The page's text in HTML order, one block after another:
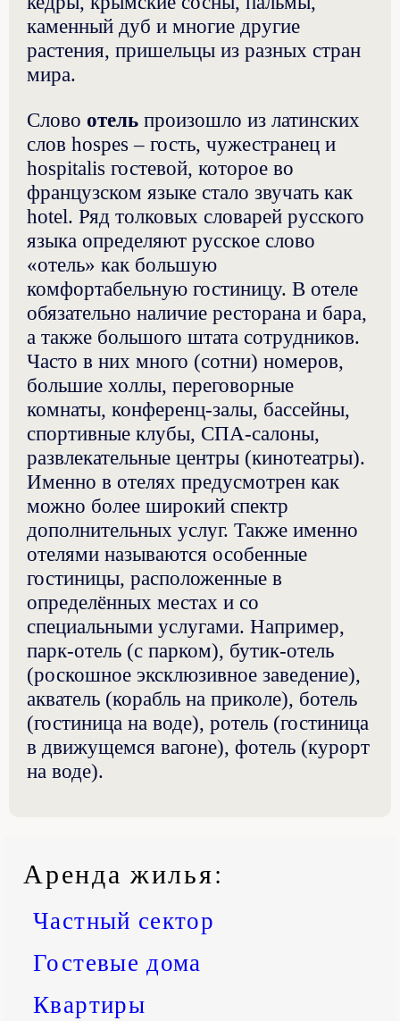
Аренда жилья:
Частный сектор
Гостевые дома
Квартиры
каменный дуб и многие другие
растения, пришельцы из разных стран
мира.
Слово отель произошло из латинских
слов hospes – гость, чужестранец и
hospitalis гостевой, которое во
французском языке стало звучать как
hotel. Ряд толковых словарей русского
языка определяют русское слово
«отель» как большую
комфортабельную гостиницу. В отеле
обязательно наличие ресторана и бара,
а также большого штата сотрудников.
Часто в них много (сотни) номеров,
большие холлы, переговорные
комнаты, конференц-залы, бассейны,
спортивные клубы, СПА-салоны,
развлекательные центры (кинотеатры).
Именно в отелях предусмотрен как
можно более широкий спектр
дополнительных услуг. Также именно
отелями называются особенные
гостиницы, расположенные в
определённых местах и со
специальными услугами. Например,
парк-отель (с парком), бутик-отель
(роскошное эксклюзивное заведение),
акватель (корабль на приколе), ботель
(гостиница на воде), ротель (гостиница
в движущемся вагоне), фотель (курорт
на воде).